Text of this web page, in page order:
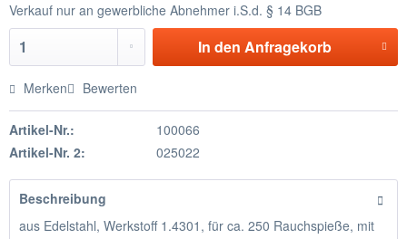
Verkauf nur an gewerbliche Abnehmer i.S.d. § 14 BGB
In den Anfragekorb
Merken Bewerten
Artikel-Nr.:
100066
Artikel-Nr. 2:
025022
Beschreibung
aus Edelstahl, Werkstoff 1.4301, für ca. 250 Rauchspieße, mit